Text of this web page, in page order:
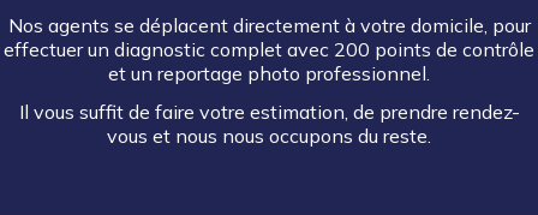
Nos agents se déplacent directement à votre domicile, pour
effectuer un diagnostic complet avec 200 points de contrôle
et un reportage photo professionnel.
Il vous suffit de faire votre estimation, de prendre rendez-
vous et nous nous occupons du reste.